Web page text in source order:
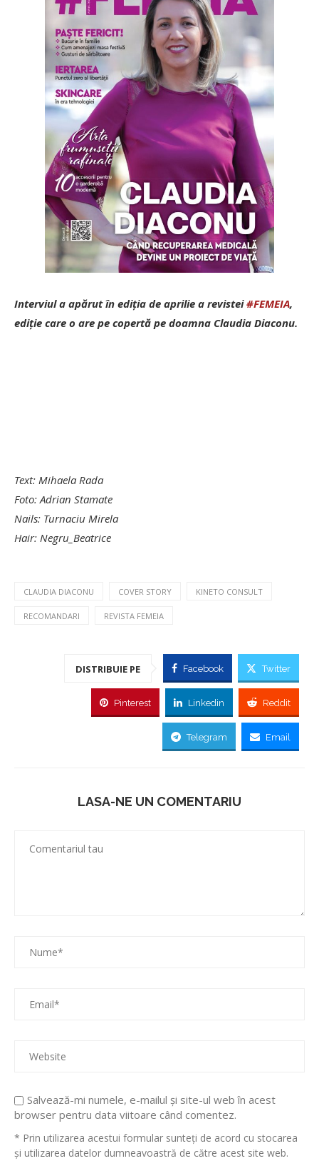
Interviul a apărut în ediția de aprilie a revistei#FEMEIA,
ediție care o are pe copertă pe doamna Claudia Diaconu.
Text: Mihaela Rada
Foto: Adrian Stamate
Nails: Turnaciu Mirela
Hair: Negru_Beatrice
CLAUDIA DIACONU COVER STORY KINETO CONSULT
RECOMANDARI REVISTA FEMEIA
DISTRIBUIE PE Facebook Twitter
Pinterest Linkedin Reddit
Telegram Email
LASA-NE UN COMENTARIU
Salvează-mi numele, e-mailul și site-ul web în acest
browser pentru data viitoare când comentez.
* Prin utilizarea acestui formular sunteți de acord cu stocarea
și utilizarea datelor dumneavoastră de către acest site web.